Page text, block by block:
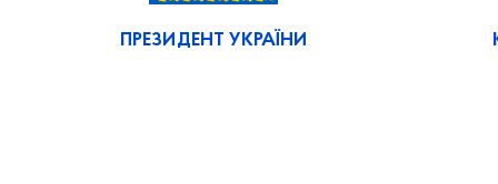
ПРЕЗИДЕНТ УКРАЇНИ